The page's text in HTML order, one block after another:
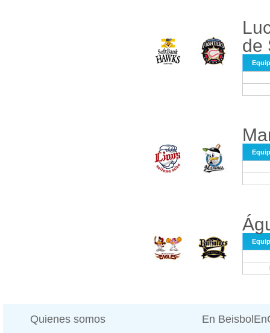
de
Quienes somos En